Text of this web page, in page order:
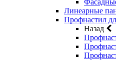
Линеарные
Профнастил
Назад